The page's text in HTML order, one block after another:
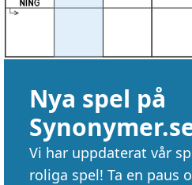
Nya spel på
Vi har uppdaterat vår
roliga spel! Ta en paus